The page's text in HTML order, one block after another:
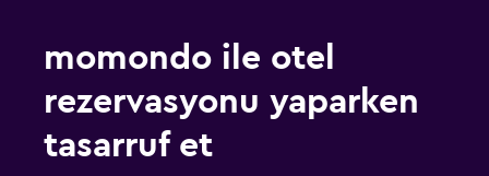
momondo ile otel
rezervasyonu yaparken
tasarruf et